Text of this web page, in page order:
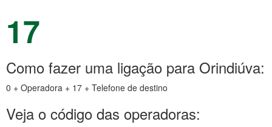
17
Como fazer uma ligação para Orindiúva:
0 + Operadora + 17 + Telefone de destino
Veja o código das operadoras: